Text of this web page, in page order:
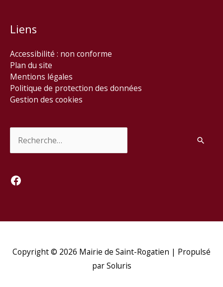
Liens
Accessibilité : non conforme
Plan du site
Mentions légales
Politique de protection des données
Gestion des cookies
Facebook
Copyright © 2026 Mairie de Saint-Rogatien | Propulsé
par Soluris